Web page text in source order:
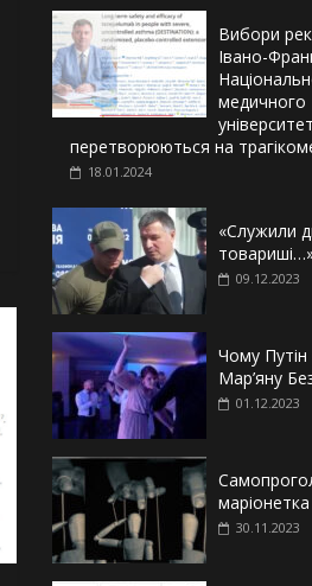
Вибори
Івано-
медичного
перетворюються на
18.01.2024
«Служили
09.12.2023
Чому Путін
Мар’яну
01.12.2023
маріонетка
30.11.2023